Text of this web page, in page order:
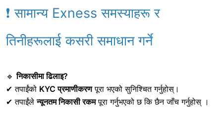
❗ सामान्य Exness समस्याहरू र
तिनीहरूलाई कसरी समाधान गर्ने
🔹निकासीमा ढिलाइ?
✔ तपाईंको KYC प्रमाणीकरणपूरा भएको सुनिश्चित गर्नुहोस्।
✔ तपाईंलेन्यूनतम निकासी रकमपूरा गर्नुभएको छ कि छैन जाँच गर्नुहोस् ।